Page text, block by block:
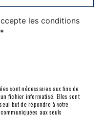
les conditions
sont nécessaires aux fins de
fichier informatisé. Elles sont
but de répondre à votre
aux seuls